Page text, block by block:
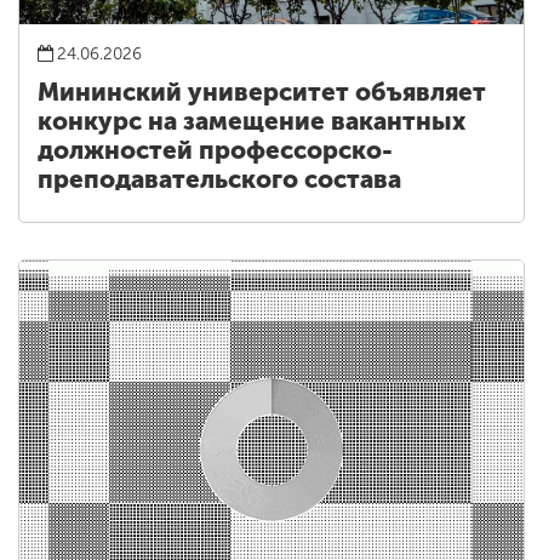
24.06.2026
Мининский университет объявляет
конкурс на замещение вакантных
должностей профессорско-
преподавательского состава